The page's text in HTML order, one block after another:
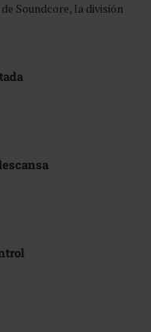
Soundcore, la división